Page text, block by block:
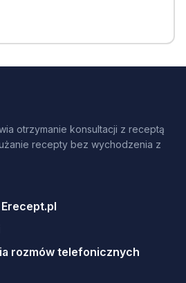
otrzymanie konsultacji z receptą
recepty bez wychodzenia z
rozmów telefonicznych